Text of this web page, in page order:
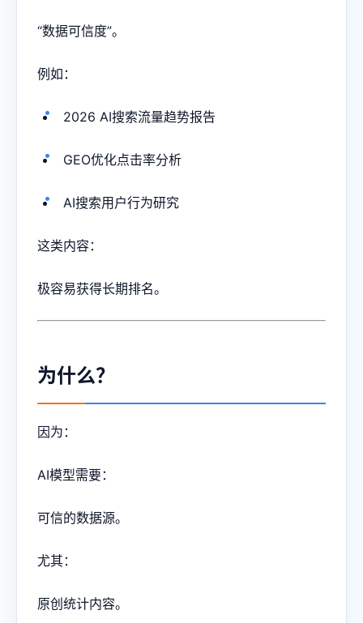
“数据可信度”。
例如：
2026 AI搜索流量趋势报告
GEO优化点击率分析
AI搜索用户行为研究
这类内容：
极容易获得长期排名。
为什么？
因为：
AI模型需要：
可信的数据源。
尤其：
原创统计内容。